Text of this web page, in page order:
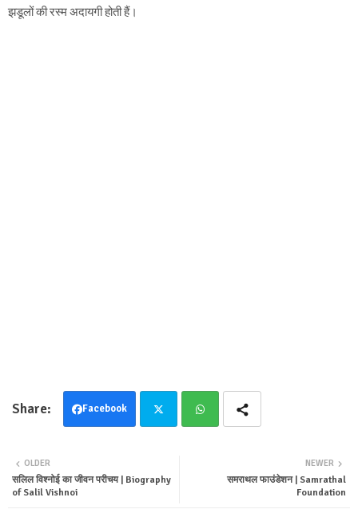
झडूलों की रस्म अदायगी होती हैं।
Facebook
ter
NEWER
समराथल फाउंडेशन | Samrathal
Foundation
OLDER
सलिल विश्नोई का जीवन परीचय | Biography
of Salil Vishnoi